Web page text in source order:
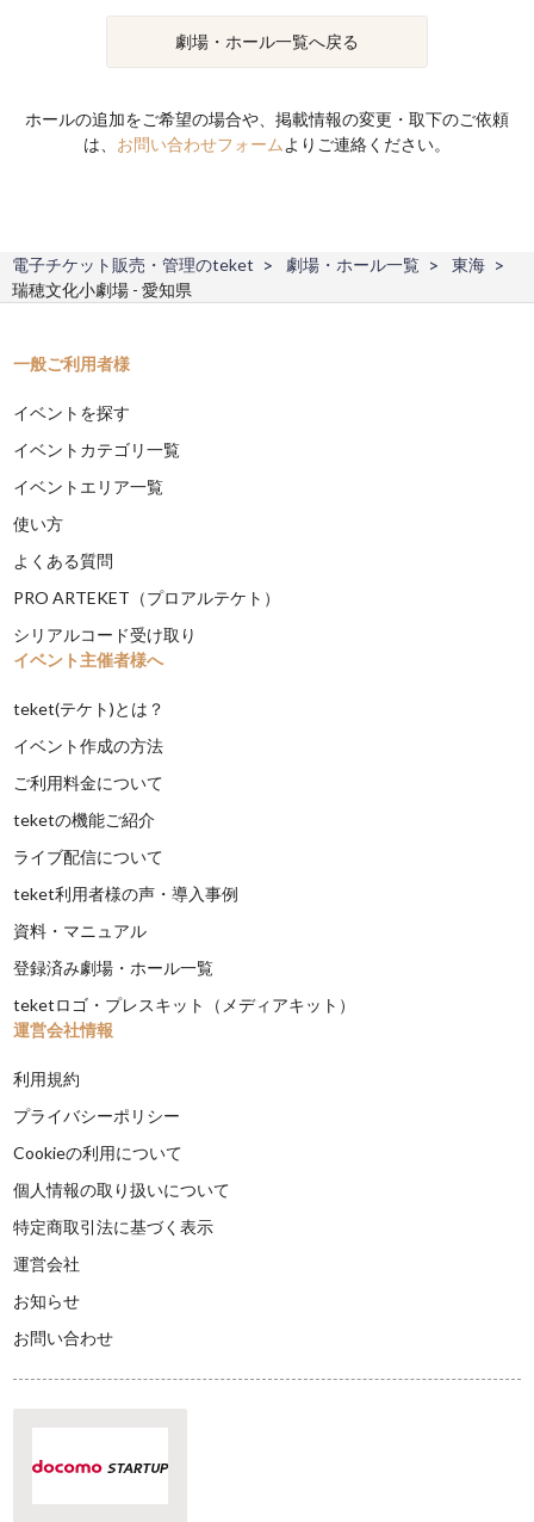
劇場・ホール一覧へ戻る
ホールの追加をご希望の場合や、掲載情報の変更・取下のご依頼
は、 お問い合わせフォーム よりご連絡ください。
電子チケット販売・管理のteket 劇場・ホール一覧
東海
瑞穂文化小劇場 - 愛知県
一般ご利用者様
イベントを探す
イベントカテゴリ一覧
イベントエリア一覧
使い方
よくある質問
PRO ARTEKET（プロアルテケト）
シリアルコード受け取り
イベント主催者様へ
teket(テケト)とは？
イベント作成の方法
ご利用料金について
teketの機能ご紹介
ライブ配信について
teket利用者様の声・導入事例
資料・マニュアル
登録済み劇場・ホール一覧
teketロゴ・プレスキット（メディアキット）
運営会社情報
利用規約
プライバシーポリシー
Cookieの利用について
個人情報の取り扱いについて
特定商取引法に基づく表示
運営会社
お知らせ
お問い合わせ